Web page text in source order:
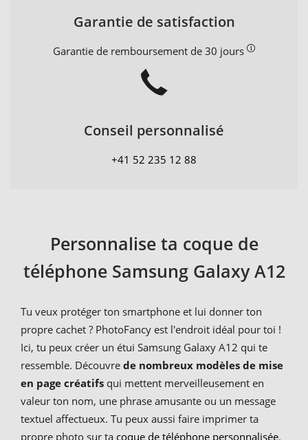
Garantie de satisfaction
Garantie de remboursement de 30 jours
Conseil personnalisé
+41 52 235 12 88
Personnalise ta coque de
téléphone Samsung Galaxy A12
Tu veux protéger ton smartphone et lui donner ton
propre cachet ? PhotoFancy est l'endroit idéal pour toi !
Ici, tu peux créer un étui Samsung Galaxy A12 qui te
ressemble. Découvre de nombreux modèles de mise
en page créatifs qui mettent merveilleusement en
valeur ton nom, une phrase amusante ou un message
textuel affectueux. Tu peux aussi faire imprimer ta
propre photo sur ta coque de téléphone personnalisée.